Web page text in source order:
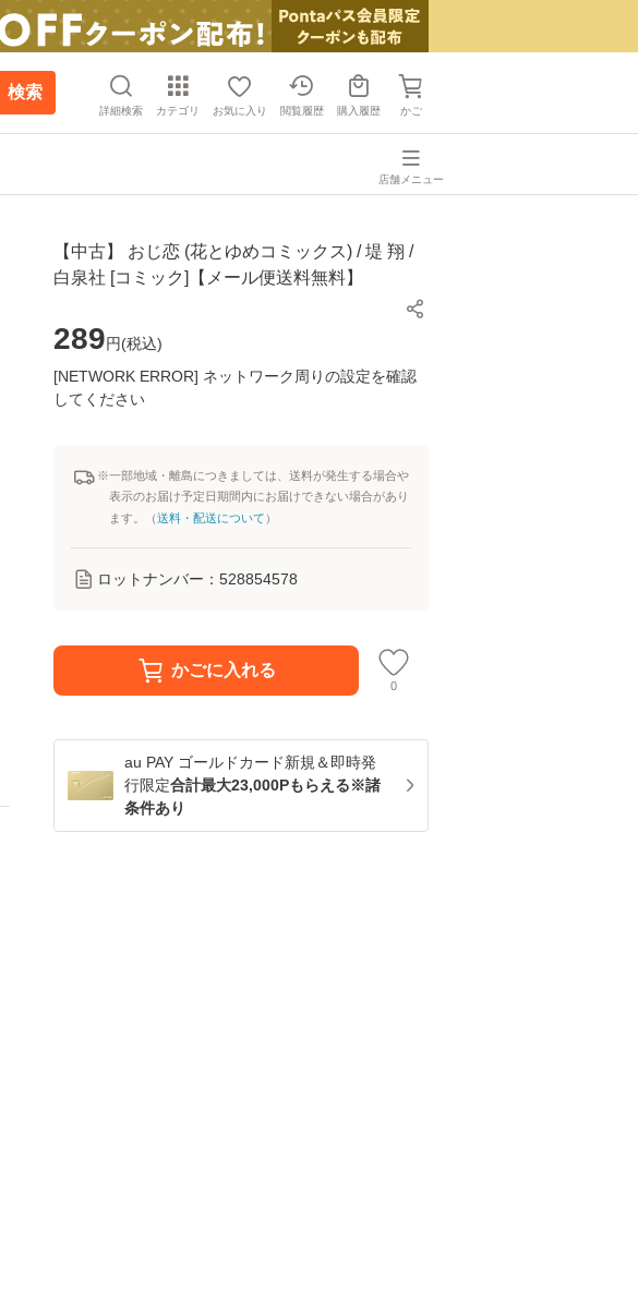
検索
詳細検索 カテゴリ お気に入り 閲覧履歴 購入履歴 かご
店舗メニュー
【中古】 おじ恋 (花とゆめコミックス) / 堤 翔 /
白泉社 [コミック]【メール便送料無料】
289円(税込)
[NETWORK ERROR] ネットワーク周りの設定を確認
してください
※一部地域・離島につきましては、送料が発生する場合や
表示のお届け予定日期間内にお届けできない場合があり
ます。（送料・配送について ）
ロットナンバー： 528854578
かごに入れる
0
au PAY ゴールドカード新規＆即時発
行限定合計最大23,000Pもらえる※諸
条件あり